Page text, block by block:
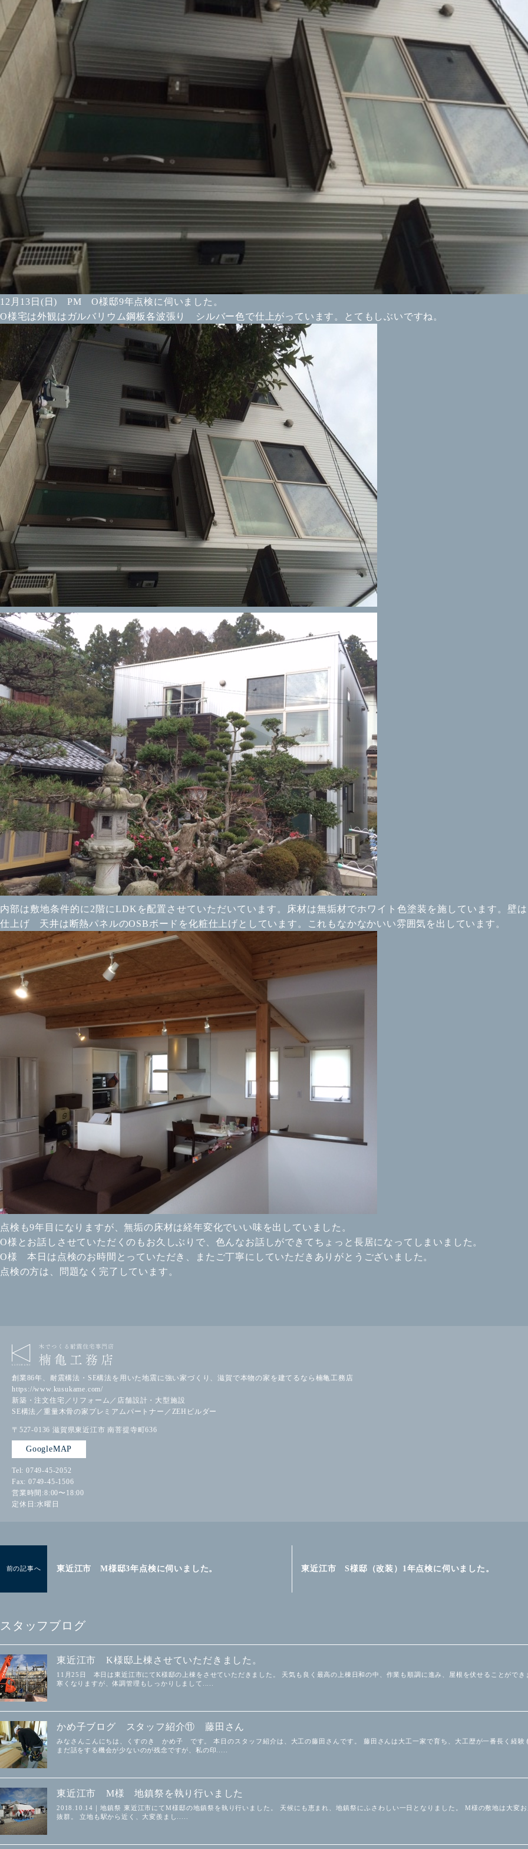
12月13日(日) PM O様邸9年点検に伺いました。
O様宅は外観はガルバリウム鋼板各波張り シルバー色で仕上がっています。とてもしぶいですね。
内部は敷地条件的に2階にLDKを配置させていただいています。床材は無垢材でホワイト色塗装を施しています。壁
仕上げ 天井は断熱パネルのOSBボードを化粧仕上げとしています。これもなかなかいい雰囲気を出しています。
点検も9年目になりますが、無垢の床材は経年変化でいい味を出していました。
O様とお話しさせていただくのもお久しぶりで、色んなお話しができてちょっと長居になってしまいました。
O様 本日は点検のお時間とっていただき、またご丁寧にしていただきありがとうございました。
点検の方は、問題なく完了しています。
創業86年、耐震構法・SE構法を用いた地震に強い家づくり、滋賀で本物の家を建てるなら楠亀工務店
https://www.kusukame.com/
新築・注文住宅／リフォーム／店舗設計・大型施設
SE構法／重量木骨の家プレミアムパートナー／ZEHビルダー
〒527-0136 滋賀県東近江市 南菩提寺町636
GoogleMAP
Tel: 0749-45-2052
Fax: 0749-45-1506
営業時間:8:00〜18:00
定休日:水曜日
前の記事へ 東近江市 M様邸3年点検に伺いました。 東近江市 S様邸（改装）1年点検に伺いました。
スタッフブログ
東近江市 K様邸上棟させていただきました。
11月25日 本日は東近江市にてK様邸の上棟をさせていただきました。 天気も良く最高の上棟日和の中、作業も順調に進み、屋根を伏せることができ
寒くなりますが、体調管理もしっかりしまして.....
かめ子ブログ スタッフ紹介⑪ 藤田さん
みなさんこんにちは、くすのき かめ子 です。 本日のスタッフ紹介は、大工の藤田さんです。 藤田さんは大工一家で育ち、大工歴が一番長く経験
まだ話をする機会が少ないのが残念ですが、私の印.....
東近江市 M様 地鎮祭を執り行いました
2018.10.14｜地鎮祭 東近江市にてM様邸の地鎮祭を執り行いました。 天候にも恵まれ、地鎮祭にふさわしい一日となりました。 M様の敷地は大変
抜群。 立地も駅から近く、大変羨まし.....